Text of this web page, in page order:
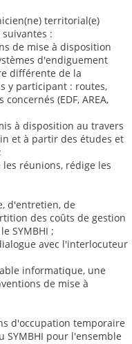
territorial(e)
:
de mise à disposition
d'endiguement
différente de la
y participant : routes,
(EDF, AREA,
à disposition au travers
et à partir des études et
réunions, rédige les
d'entretien, de
des coûts de gestion
SYMBHI ;
avec l'interlocuteur
informatique, une
de mise à
d'occupation temporaire
SYMBHI pour l'ensemble